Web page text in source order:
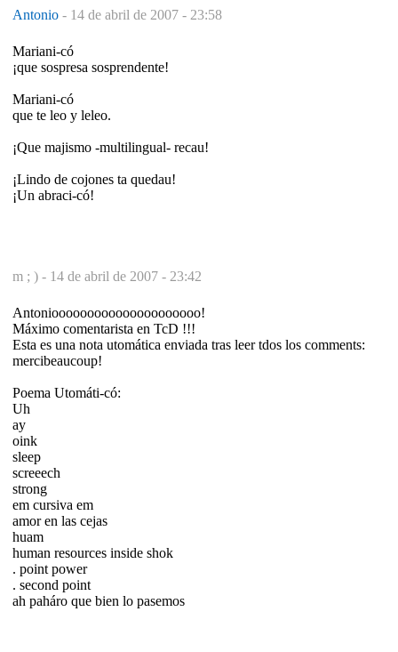
Antonio - 14 de abril de 2007 - 23:58
Mariani-có
¡que sospresa sosprendente!
Mariani-có
que te leo y leleo.
¡Que majismo -multilingual- recau!
¡Lindo de cojones ta quedau!
¡Un abraci-có!
m ; ) - 14 de abril de 2007 - 23:42
Antoniooooooooooooooooooooo!
Máximo comentarista en TcD !!!
Esta es una nota utomática enviada tras leer tdos los comments:
mercibeaucoup!
Poema Utomáti-có:
Uh
ay
oink
sleep
screeech
strong
em cursiva em
amor en las cejas
huam
human resources inside shok
. point power
. second point
ah paháro que bien lo pasemos